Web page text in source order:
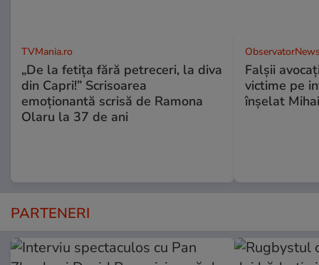
TVMania.ro
„De la fetița fără petreceri, la diva
din Capri!” Scrisoarea
emoționantă scrisă de Ramona
Olaru la 37 de ani
Falşii
victime pe
înşelat
PARTENERI